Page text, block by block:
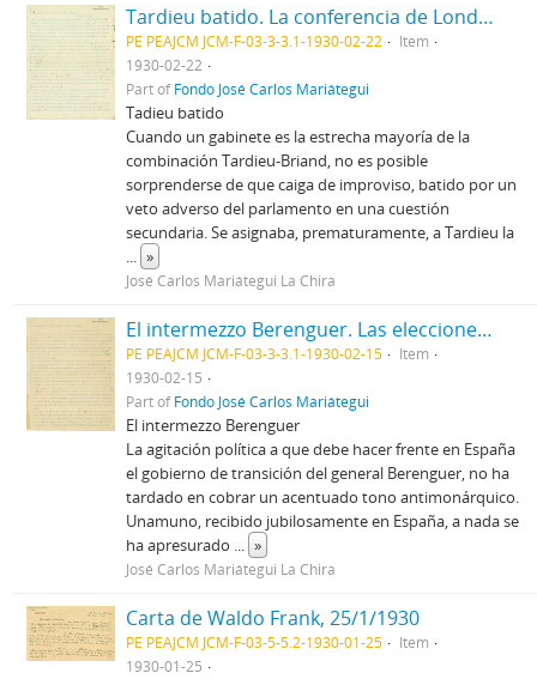
Tardieu batido. La conferencia de Londres.
PE PEAJCM JCM-F-03-3-3.1-1930-02-22
Item
1930-02-22
Part ofFondo José Carlos Mariátegui
Tadieu batido
Cuando un gabinete es la estrecha mayoría de la
combinación Tardieu-Briand, no es posible
sorprenderse de que caiga de improviso, batido por un
veto adverso del parlamento en una cuestión
secundaria. Se asignaba, prematuramente, a Tardieu la
... »
José Carlos Mariátegui La Chira
El intermezzo Berenguer. Las elecciones colombianas.
PE PEAJCM JCM-F-03-3-3.1-1930-02-15
Item
1930-02-15
Part ofFondo José Carlos Mariátegui
El intermezzo Berenguer
La agitación política a que debe hacer frente en España
el gobierno de transición del general Berenguer, no ha
tardado en cobrar un acentuado tono antimonárquico.
Unamuno, recibido jubilosamente en España, a nada se
ha apresurado ... »
José Carlos Mariátegui La Chira
Carta de Waldo Frank, 25/1/1930
PE PEAJCM JCM-F-03-5-5.2-1930-01-25
Item
1930-01-25